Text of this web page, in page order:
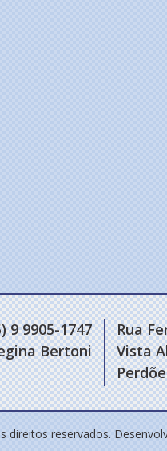
9 9905-1747
Bertoni
Rua
Vista
direitos reservados.